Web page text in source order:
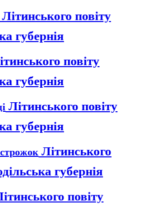
Літинського повіту
губернія
повіту
губернія
Літинського повіту
губернія
Літинського
губернія
повіту